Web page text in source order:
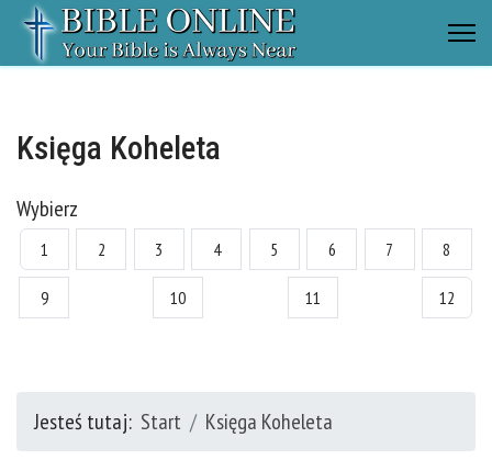
Księga Koheleta
Wybierz
1 2 3 4 5 6 7 8
9 10 11 12
Jesteś tutaj: Start Księga Koheleta